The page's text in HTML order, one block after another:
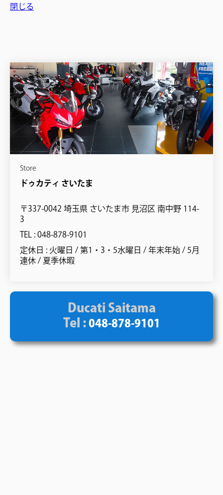
閉じる
Store
ドゥカティ さいたま
〒337-0042 埼玉県 さいたま市 見沼区 南中野 114-
3
TEL : 048-878-9101
定休日 : 火曜日 / 第1・3・5水曜日 / 年末年始 / 5月
連休 / 夏季休暇
Ducati Saitama
Tel :048-878-9101